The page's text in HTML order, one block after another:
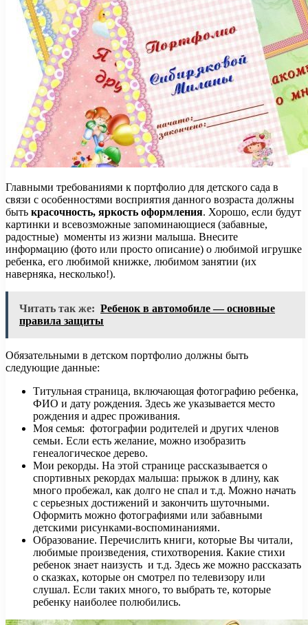
Главными требованиями к портфолио для детского сада в
связи с особенностями восприятия данного возраста должны
быть красочность, яркость оформления. Хорошо, если будут
картинки и всевозможные запоминающиеся (забавные,
радостные) моменты из жизни малыша. Внесите
информацию (фото или просто описание) о любимой игрушке
ребенка, его любимой книжке, любимом занятии (их
наверняка, несколько!).
Читать так же: Ребенок в автомобиле — основные
правила защиты
Обязательными в детском портфолио должны быть
следующие данные:
Титульная страница, включающая фотографию ребенка,
ФИО и дату рождения. Здесь же указывается место
рождения и адрес проживания.
Моя семья: фотографии родителей и других членов
семьи. Если есть желание, можно изобразить
генеалогическое дерево.
Мои рекорды. На этой странице рассказывается о
спортивных рекордах малыша: прыжок в длину, как
много пробежал, как долго не спал и т.д. Можно начать
с серьезных достижений и закончить шуточными.
Оформить можно фотографиями или забавными
детскими рисунками-воспоминаниями.
Образование. Перечислить книги, которые Вы читали,
любимые произведения, стихотворения. Какие стихи
ребенок знает наизусть и т.д. Здесь же можно рассказать
о сказках, которые он смотрел по телевизору или
слушал. Если таких много, то выбрать те, которые
ребенку наиболее полюбились.